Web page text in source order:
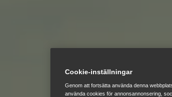
Cookie-inställningar
Genom att fortsätta använda denna
använda cookies för annonsannonsering,